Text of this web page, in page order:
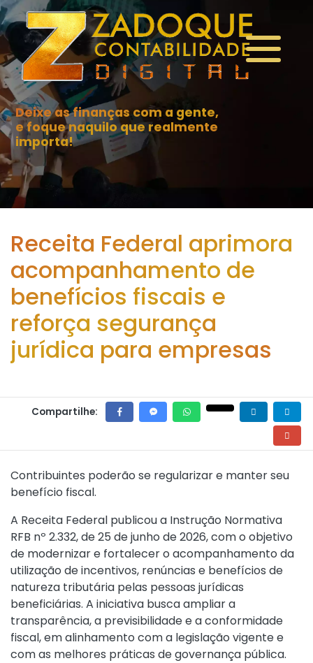
Deixe as finanças com a gente,
e foque naquilo que realmente
importa!
Receita Federal aprimora
acompanhamento de
benefícios fiscais e
reforça segurança
jurídica para empresas
Compartilhe:
Contribuintes poderão se regularizar e manter seu
benefício fiscal.
A Receita Federal publicou a Instrução Normativa
RFB nº 2.332, de 25 de junho de 2026, com o objetivo
de modernizar e fortalecer o acompanhamento da
utilização de incentivos, renúncias e benefícios de
natureza tributária pelas pessoas jurídicas
beneficiárias. A iniciativa busca ampliar a
transparência, a previsibilidade e a conformidade
fiscal, em alinhamento com a legislação vigente e
com as melhores práticas de governança pública.